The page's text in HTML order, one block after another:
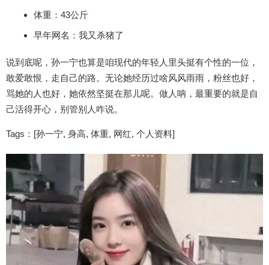
体重：43公斤
早年网名：我又杀猪了
说到底呢，孙一宁也算是咱现代的年轻人里头挺有个性的一位，
敢爱敢恨，走自己的路。无论她经历过啥风风雨雨，粉丝也好，
骂她的人也好，她依然坚挺在那儿呢。做人呐，最重要的就是自
己活得开心，别管别人咋说。
Tags：[孙一宁, 身高, 体重, 网红, 个人资料]